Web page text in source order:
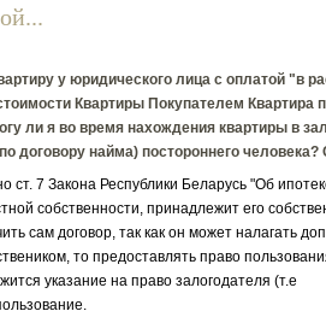
у юридического лица с оплатой "в
Квартиры Покупателем Квартира
ли я во время нахождения квартиры в
договору найма) постороннего человека?
ст. 7 Закона Республики Беларусь "Об
собственности, принадлежит его
сам договор, так как он может налагать
то предоставлять право
указание на право залогодателя (т.е